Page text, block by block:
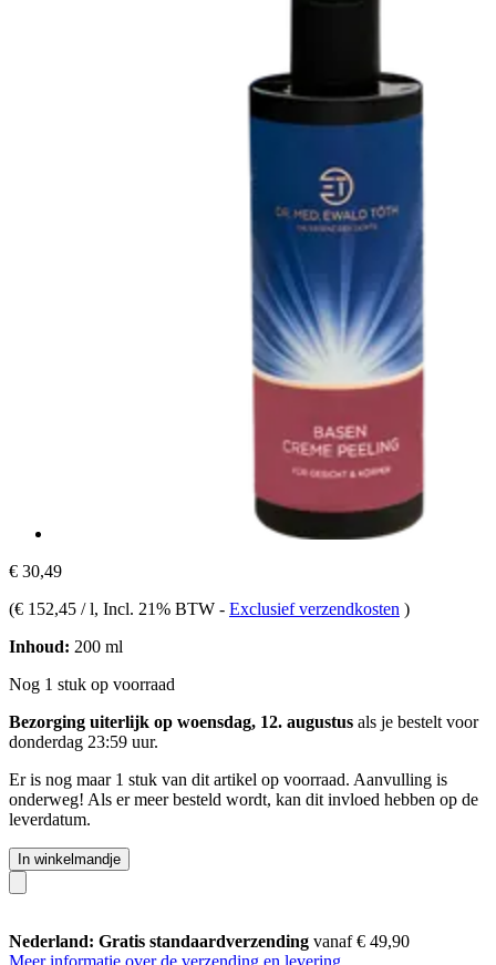
€ 30,49
(€ 152,45 / l, Incl. 21% BTW - Exclusief verzendkosten )
Inhoud: 200 ml
Nog 1 stuk op voorraad
Bezorging uiterlijk op woensdag, 12. augustus als je bestelt voor
donderdag 23:59 uur.
Er is nog maar 1 stuk van dit artikel op voorraad. Aanvulling is
onderweg! Als er meer besteld wordt, kan dit invloed hebben op de
leverdatum.
In winkelmandje
Nederland: Gratis standaardverzending vanaf € 49,90
Meer informatie over de verzending en levering